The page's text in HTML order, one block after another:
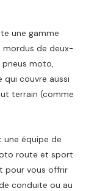
une gamme
mordus de deux-
pneus moto,
qui couvre aussi
terrain (comme
une équipe de
route et sport
pour vous offrir
conduite ou au